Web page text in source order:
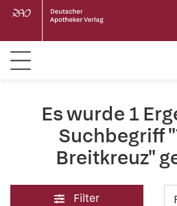
Es wurde 1
Suchbegriff
Breitkreuz"
Filter